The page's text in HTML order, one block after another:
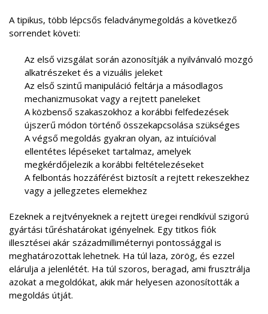
A tipikus, több lépcsős feladványmegoldás a következő
sorrendet követi:
Az első vizsgálat során azonosítják a nyilvánvaló mozgó
alkatrészeket és a vizuális jeleket
Az első szintű manipuláció feltárja a másodlagos
mechanizmusokat vagy a rejtett paneleket
A közbenső szakaszokhoz a korábbi felfedezések
újszerű módon történő összekapcsolása szükséges
A végső megoldás gyakran olyan, az intuícióval
ellentétes lépéseket tartalmaz, amelyek
megkérdőjelezik a korábbi feltételezéseket
A felbontás hozzáférést biztosít a rejtett rekeszekhez
vagy a jellegzetes elemekhez
Ezeknek a rejtvényeknek a rejtett üregei rendkívül szigorú
gyártási tűréshatárokat igényelnek. Egy titkos fiók
illesztései akár századmilliméternyi pontossággal is
meghatározottak lehetnek. Ha túl laza, zörög, és ezzel
elárulja a jelenlétét. Ha túl szoros, beragad, ami frusztrálja
azokat a megoldókat, akik már helyesen azonosították a
megoldás útját.